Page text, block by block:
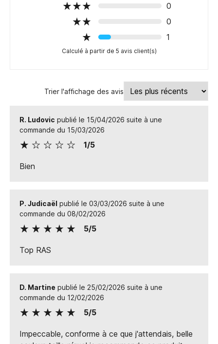
0
0
1
Calculé à partir de 5 avis client(s)
Trier l'affichage des avis
R. Ludovic publié le 15/04/2026 suite à une
commande du 15/03/2026
1/5
Bien
P. Judicaël publié le 03/03/2026 suite à une
commande du 08/02/2026
5/5
Top RAS
D. Martine publié le 25/02/2026 suite à une
commande du 12/02/2026
5/5
Impeccable, conforme à ce que j'attendais, belle